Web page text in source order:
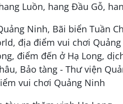
Luồn, hang Đầu Gỗ,